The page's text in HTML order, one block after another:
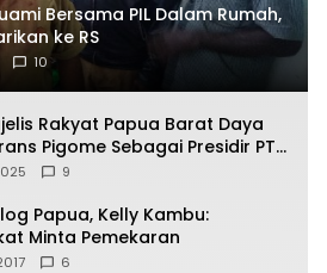
Bersama PIL Dalam Rumah,
ke RS
10
Rakyat Papua Barat Daya
Pigome Sebagai Presidir PT
9
Papua, Kelly Kambu:
Minta Pemekaran
6